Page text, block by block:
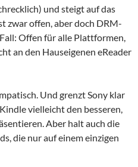
und steigt auf das
zwar offen, aber doch DRM-
Offen für alle Plattformen,
an den Hauseigenen eReader
Und grenzt Sony klar
vielleicht den besseren,
Aber halt auch die
die nur auf einem einzigen